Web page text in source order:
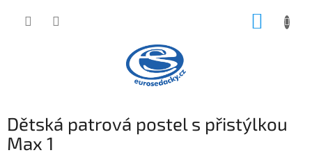
Dětská patrová postel s přistýlkou
Max 1